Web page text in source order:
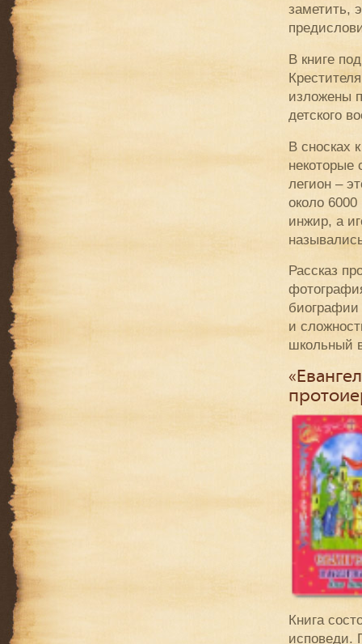
заметить,
В книге
изложены
детского
В сносках
некоторые
легион –
около
инжир, а
Рассказ
биографии
и
школьный
Книга
исповеди.